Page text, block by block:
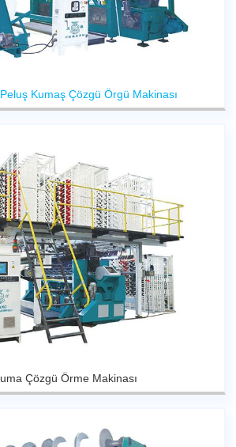
Kumaş Çözgü Örgü Makinası
Çözgü Örme Makinası